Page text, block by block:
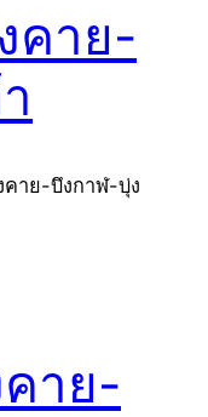
คาย-
คาย-บึงกาฬ-บุ่ง
าย-